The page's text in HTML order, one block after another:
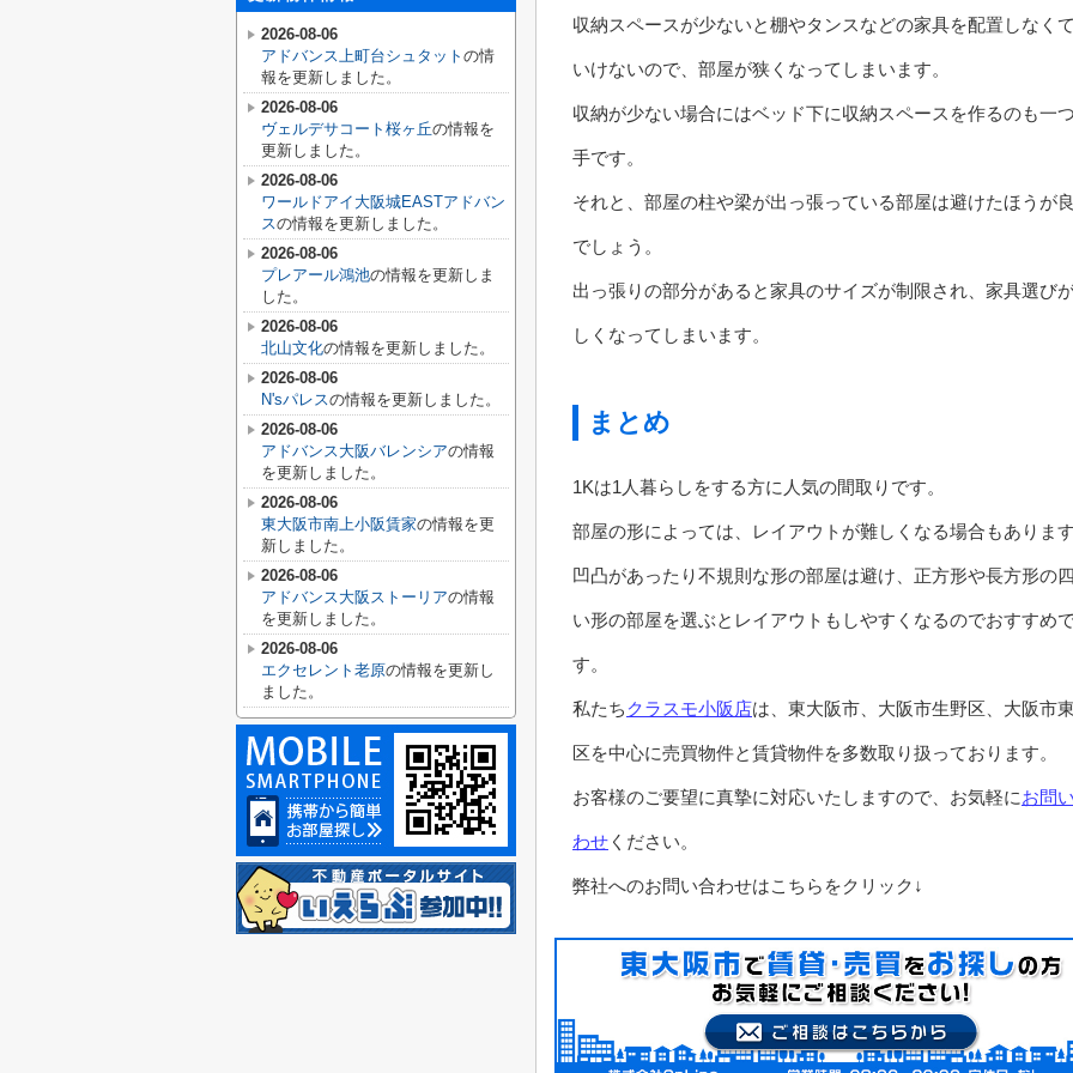
収納スペースが少ないと棚やタンスなどの家具を配置しなく
いけないので、部屋が狭くなってしまいます。
収納が少ない場合にはベッド下に収納スペースを作るのも一
手です。
それと、部屋の柱や梁が出っ張っている部屋は避けたほうが
でしょう。
出っ張りの部分があると家具のサイズが制限され、家具選び
しくなってしまいます。
まとめ
1Kは1人暮らしをする方に人気の間取りです。
部屋の形によっては、レイアウトが難しくなる場合もあります
凹凸があったり不規則な形の部屋は避け、正方形や長方形の
い形の部屋を選ぶとレイアウトもしやすくなるのでおすすめ
す。
私たち クラスモ小阪店は、東大阪市、大阪市生野区、大阪市
区を中心に売買物件と賃貸物件を多数取り扱っております。
お客様のご要望に真摯に対応いたしますので、お気軽にお問
わせ ください。
弊社へのお問い合わせはこちらをクリック↓
2026-08-06
アドバンス上町台シュタット の情
報を更新しました。
2026-08-06
ヴェルデサコート桜ヶ丘の情報を
更新しました。
2026-08-06
ワールドアイ大阪城EASTアドバン
スの情報を更新しました。
2026-08-06
プレアール鴻池の情報を更新しま
した。
2026-08-06
北山文化の情報を更新しました。
2026-08-06
N'sパレスの情報を更新しました。
2026-08-06
アドバンス大阪バレンシアの情報
を更新しました。
2026-08-06
東大阪市南上小阪賃家の情報を更
新しました。
2026-08-06
アドバンス大阪ストーリアの情報
を更新しました。
2026-08-06
エクセレント老原の情報を更新し
ました。